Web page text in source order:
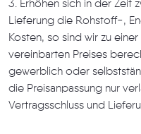
3. Erhöhen sich in der Zeit
Lieferung die Rohstoff-,
Kosten, so sind wir zu
vereinbarten Preises
gewerblich oder
die Preisanpassung nur
Vertragsschluss und